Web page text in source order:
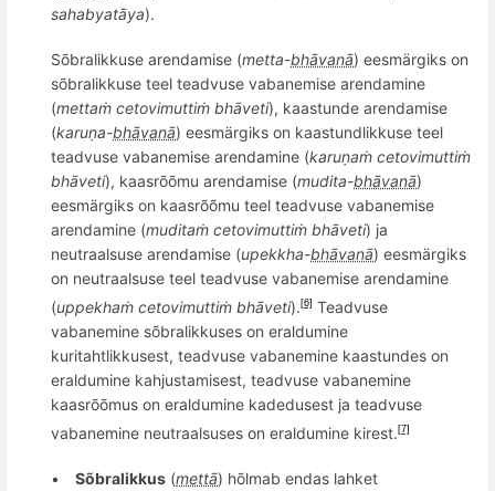
sahab­ya­tāya).
Sõbralikkuse arendamise (metta-bhāvanā) eesmärgiks on
sõbralikkuse teel teadvuse vabanemise arendamine
(mettaṁ cetovimuttiṁ bhāveti), kaastunde arendamise
(karuṇa-bhāvanā) eesmärgiks on kaastundlikkuse teel
teadvuse vabanemise arendamine (karuṇaṁ cetovimuttiṁ
bhāveti), kaasrõõmu arendamise (mudita-bhāvanā)
eesmärgiks on kaasrõõmu teel teadvuse vabanemise
arendamine (muditaṁ cetovimuttiṁ bhāveti) ja
neutraalsuse arendamise (upekkha-bhāvanā) eesmärgiks
on neutraalsuse teel teadvuse vabanemise arendamine
(uppekhaṁ cetovimuttiṁ bhāveti). [6] Teadvuse
vabanemine sõbralikkuses on eraldumine
kuritahtlikkusest, teadvuse vabanemine kaastundes on
eraldumine kahjustamisest, teadvuse vabanemine
kaasrõõmus on eraldumine kadedusest ja teadvuse
vabanemine neutraalsuses on eraldumine kirest. [7]
• Sõbralikkus (mettā) hõlmab endas lahket